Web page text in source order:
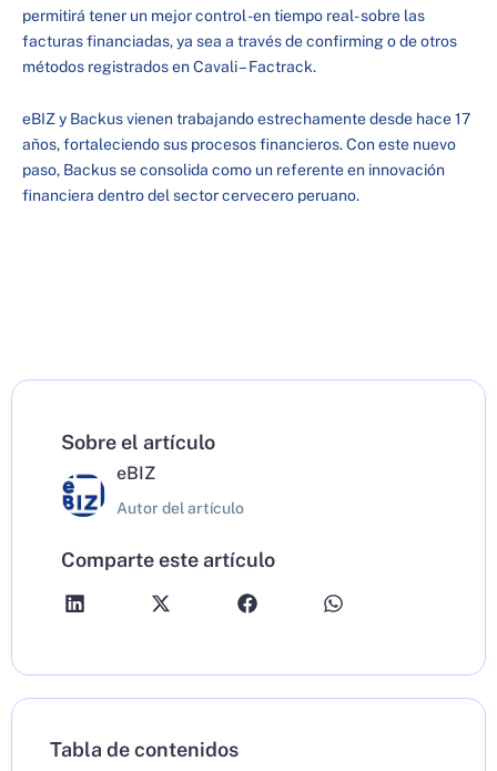
permitirá tener un mejor control -en tiempo real- sobre las
facturas financiadas, ya sea a través de confirming o de otros
métodos registrados en Cavali – Factrack.
eBIZ y Backus vienen trabajando estrechamente desde hace 17
años, fortaleciendo sus procesos financieros. Con este nuevo
paso, Backus se consolida como un referente en innovación
financiera dentro del sector cervecero peruano.
Sobre el artículo
eBIZ
Autor del artículo
Comparte este artículo
Tabla de contenidos